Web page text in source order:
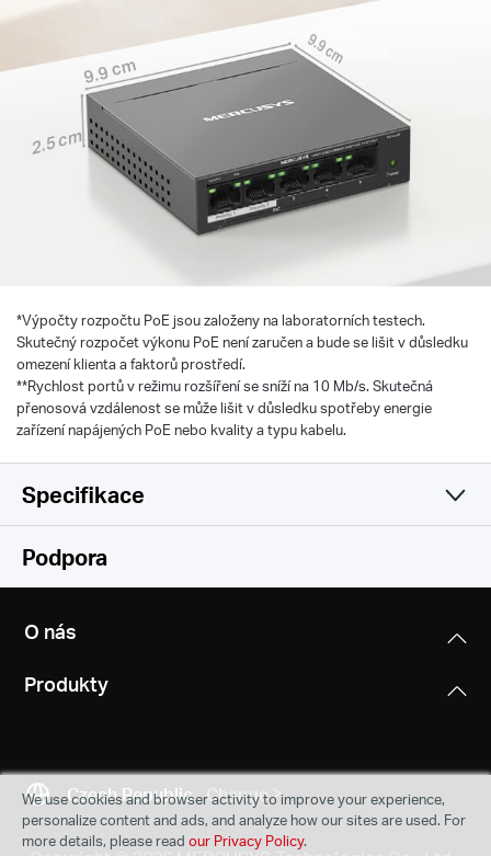
9.9 cm
2.5 cm
9.9 cm
*Výpočty rozpočtu PoE jsou založeny na laboratorních testech.
Skutečný rozpočet výkonu PoE není zaručen a bude se lišit v důsledku
omezení klienta a faktorů prostředí.
**Rychlost portů v režimu rozšíření se sníží na 10 Mb/s. Skutečná
přenosová vzdálenost se může lišit v důsledku spotřeby energie
zařízení napájených PoE nebo kvality a typu kabelu.
Specifikace
Hardware
99.8*98*25mm
PoE Ports
PoE Ports: Port 1- Port 4
PoE Power Budget: 65 W
• 5-Port Gigabit Desktop Switch with 4-Port PoE+
• Quick Installation Guide
Environment
Podpora
O nás
Produkty
Czech Republic Change
We use cookies and browser activity to improve your experience,
personalize content and ads, and analyze how our sites are used. For
more details, please read our Privacy Policy.